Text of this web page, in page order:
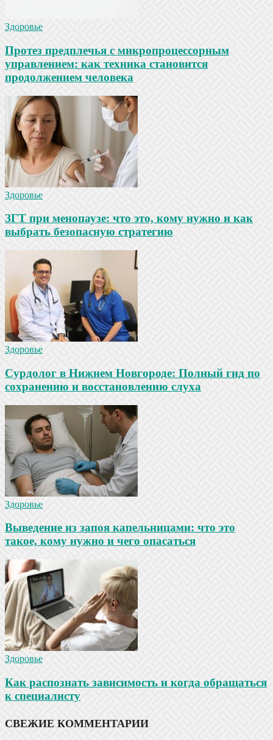
Здоровье
Протез предплечья с микропроцессорным
управлением: как техника становится
продолжением человека
Здоровье
ЗГТ при менопаузе: что это, кому нужно и как
выбрать безопасную стратегию
Здоровье
Сурдолог в Нижнем Новгороде: Полный гид по
сохранению и восстановлению слуха
Здоровье
Выведение из запоя капельницами: что это
такое, кому нужно и чего опасаться
Здоровье
Как распознать зависимость и когда обращаться
к специалисту
СВЕЖИЕ КОММЕНТАРИИ